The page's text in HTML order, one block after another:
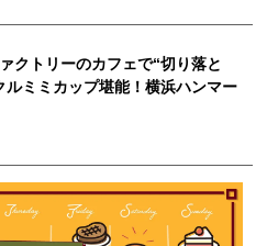
クトリーのカフェで“切り落と
ルミミカップ堪能！横浜ハンマー